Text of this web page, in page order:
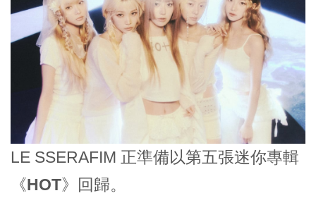
LE SSERAFIM 正準備以第五張迷你專輯
《HOT》回歸。